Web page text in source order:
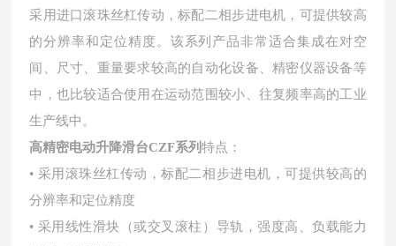
采用进口滚珠丝杠传动，标配二相步进电机，可提供较高
的分辨率和定位精度。该系列产品非常适合集成在对空
间、尺寸、重量要求较高的自动化设备、精密仪器设备等
中，也比较适合使用在运动范围较小、往复频率高的工业
生产线中。
高精密电动升降滑台CZF系列特点：
• 采用滚珠丝杠传动，标配二相步进电机，可提供较高的
分辨率和定位精度
• 采用线性滑块（或交叉滚柱）导轨，强度高、负载能力